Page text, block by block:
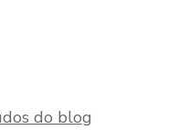
do blog